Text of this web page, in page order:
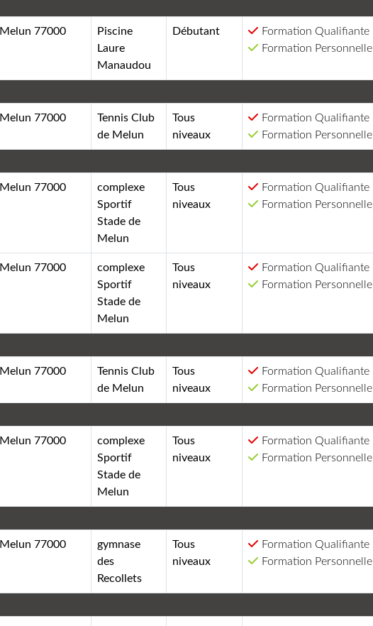
Melun 77000
Piscine
Laure
Manaudou
Débutant
Formation Qualifiante
Formation Personnelle
Melun 77000
Tennis Club
de Melun
Tous
niveaux
Formation Qualifiante
Formation Personnelle
Melun 77000
complexe
Sportif
Stade de
Melun
Tous
niveaux
Formation Qualifiante
Formation Personnelle
Melun 77000
complexe
Sportif
Stade de
Melun
Tous
niveaux
Formation Qualifiante
Formation Personnelle
Melun 77000
Tennis Club
de Melun
Tous
niveaux
Formation Qualifiante
Formation Personnelle
Melun 77000
complexe
Sportif
Stade de
Melun
Tous
niveaux
Formation Qualifiante
Formation Personnelle
Melun 77000
gymnase
des
Recollets
Tous
niveaux
Formation Qualifiante
Formation Personnelle